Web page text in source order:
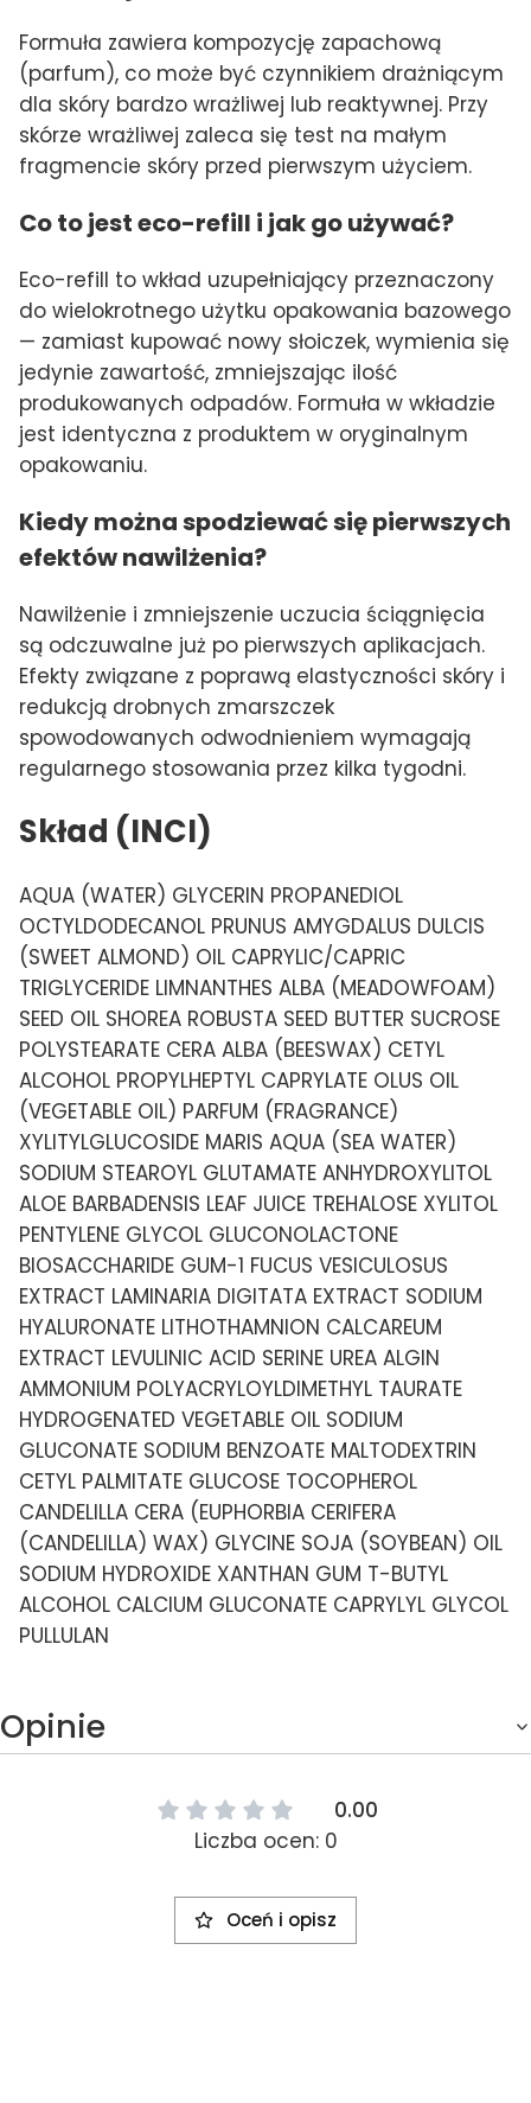
Formuła zawiera kompozycję zapachową
(parfum), co może być czynnikiem drażniącym
dla skóry bardzo wrażliwej lub reaktywnej. Przy
skórze wrażliwej zaleca się test na małym
fragmencie skóry przed pierwszym użyciem.
Co to jest eco-refill i jak go używać?
Eco-refill to wkład uzupełniający przeznaczony
do wielokrotnego użytku opakowania bazowego
— zamiast kupować nowy słoiczek, wymienia się
jedynie zawartość, zmniejszając ilość
produkowanych odpadów. Formuła w wkładzie
jest identyczna z produktem w oryginalnym
opakowaniu.
Kiedy można spodziewać się pierwszych
efektów nawilżenia?
Nawilżenie i zmniejszenie uczucia ściągnięcia
są odczuwalne już po pierwszych aplikacjach.
Efekty związane z poprawą elastyczności skóry i
redukcją drobnych zmarszczek
spowodowanych odwodnieniem wymagają
regularnego stosowania przez kilka tygodni.
Skład (INCI)
AQUA (WATER) GLYCERIN PROPANEDIOL
OCTYLDODECANOL PRUNUS AMYGDALUS DULCIS
(SWEET ALMOND) OIL CAPRYLIC/CAPRIC
TRIGLYCERIDE LIMNANTHES ALBA (MEADOWFOAM)
SEED OIL SHOREA ROBUSTA SEED BUTTER SUCROSE
POLYSTEARATE CERA ALBA (BEESWAX) CETYL
ALCOHOL PROPYLHEPTYL CAPRYLATE OLUS OIL
(VEGETABLE OIL) PARFUM (FRAGRANCE)
XYLITYLGLUCOSIDE MARIS AQUA (SEA WATER)
SODIUM STEAROYL GLUTAMATE ANHYDROXYLITOL
ALOE BARBADENSIS LEAF JUICE TREHALOSE XYLITOL
PENTYLENE GLYCOL GLUCONOLACTONE
BIOSACCHARIDE GUM-1 FUCUS VESICULOSUS
EXTRACT LAMINARIA DIGITATA EXTRACT SODIUM
HYALURONATE LITHOTHAMNION CALCAREUM
EXTRACT LEVULINIC ACID SERINE UREA ALGIN
AMMONIUM POLYACRYLOYLDIMETHYL TAURATE
HYDROGENATED VEGETABLE OIL SODIUM
GLUCONATE SODIUM BENZOATE MALTODEXTRIN
CETYL PALMITATE GLUCOSE TOCOPHEROL
CANDELILLA CERA (EUPHORBIA CERIFERA
(CANDELILLA) WAX) GLYCINE SOJA (SOYBEAN) OIL
SODIUM HYDROXIDE XANTHAN GUM T-BUTYL
ALCOHOL CALCIUM GLUCONATE CAPRYLYL GLYCOL
PULLULAN
Opinie
0.00
Liczba ocen: 0
Oceń i opisz